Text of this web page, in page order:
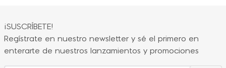
¡SUSCRÍBETE!
Regístrate en nuestro newsletter y sé el primero en
enterarte de nuestros lanzamientos y promociones